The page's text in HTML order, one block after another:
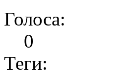
Голоса:
0
Теги: